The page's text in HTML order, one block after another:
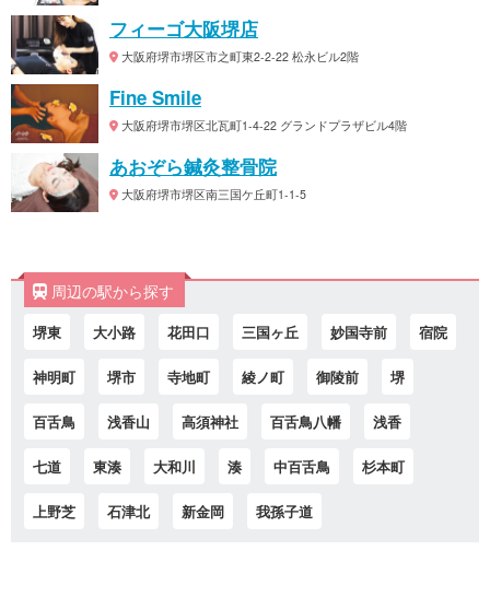
フィーゴ大阪堺店
大阪府堺市堺区市之町東2-2-22 松永ビル2階
Fine Smile
大阪府堺市堺区北瓦町1-4-22 グランドプラザビル4階
あおぞら鍼灸整骨院
大阪府堺市堺区南三国ケ丘町1-1-5
周辺の駅から探す
堺東 大小路 花田口 三国ヶ丘 妙国寺前 宿院
神明町 堺市 寺地町 綾ノ町 御陵前 堺
百舌鳥 浅香山 高須神社 百舌鳥八幡 浅香
七道 東湊 大和川 湊 中百舌鳥 杉本町
上野芝 石津北 新金岡 我孫子道